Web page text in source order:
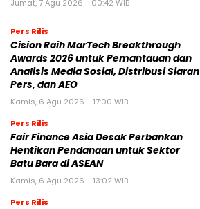
Jumat, 7 Agu 2026 - 00:42 WIB
Pers Rilis
Cision Raih MarTech Breakthrough
Awards 2026 untuk Pemantauan dan
Analisis Media Sosial, Distribusi Siaran
Pers, dan AEO
Kamis, 6 Agu 2026 - 17:00 WIB
Pers Rilis
Fair Finance Asia Desak Perbankan
Hentikan Pendanaan untuk Sektor
Batu Bara di ASEAN
Kamis, 6 Agu 2026 - 13:02 WIB
Pers Rilis